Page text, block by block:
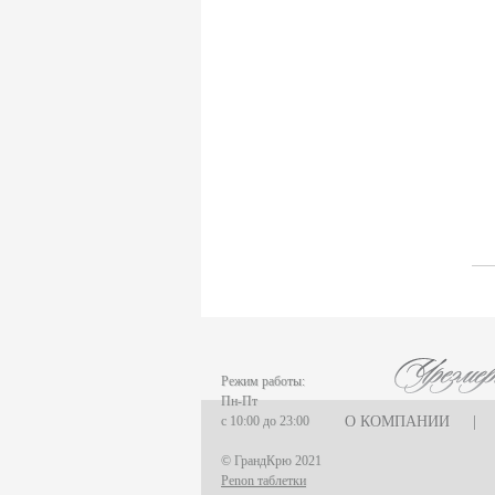
Chateau Gobert (1)
La Fuie Saint Bonnet (1)
О КОМПАНИИ
Режим работы:
Пн-Пт
с 10:00 до 23:00
© ГрандКрю 2021
Penon таблетки